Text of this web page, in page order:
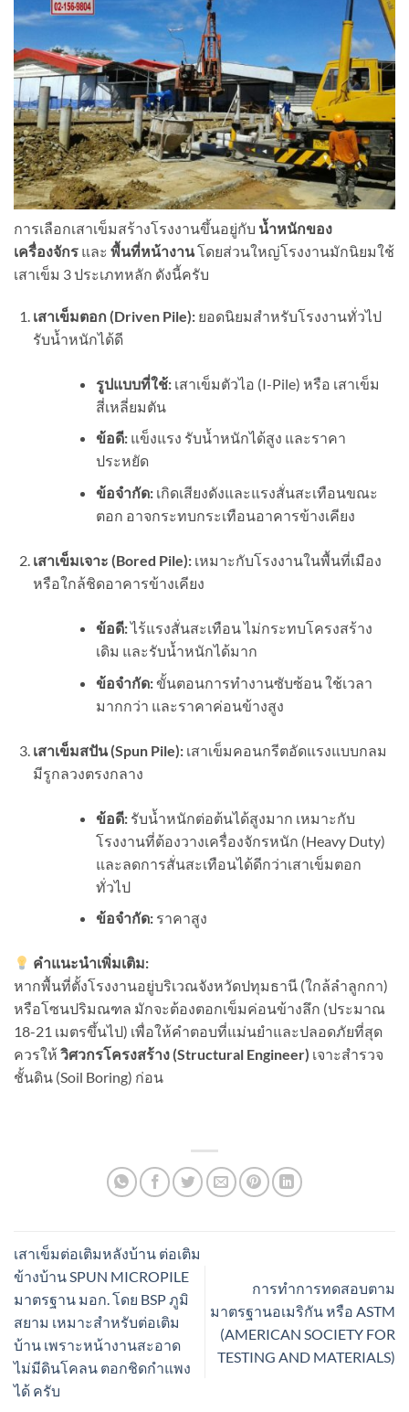
การเลือกเสาเข็มสร้างโรงงานขึ้นอยู่กับ น้ำหนักของ
เครื่องจักร และ พื้นที่หน้างานโดยส่วนใหญ่โรงงานมักนิยมใช้
เสาเข็ม 3 ประเภทหลัก ดังนี้ครับ
เสาเข็มตอก (Driven Pile):ยอดนิยมสำหรับโรงงานทั่วไป
รับน้ำหนักได้ดี
รูปแบบที่ใช้:เสาเข็มตัวไอ (I-Pile) หรือ เสาเข็ม
สี่เหลี่ยมตัน
ข้อดี:แข็งแรง รับน้ำหนักได้สูง และราคา
ประหยัด
ข้อจำกัด:เกิดเสียงดังและแรงสั่นสะเทือนขณะ
ตอก อาจกระทบกระเทือนอาคารข้างเคียง
เสาเข็มเจาะ (Bored Pile):เหมาะกับโรงงานในพื้นที่เมือง
หรือใกล้ชิดอาคารข้างเคียง
ข้อดี:ไร้แรงสั่นสะเทือน ไม่กระทบโครงสร้าง
เดิม และรับน้ำหนักได้มาก
ข้อจำกัด:ขั้นตอนการทำงานซับซ้อน ใช้เวลา
มากกว่า และราคาค่อนข้างสูง
เสาเข็มสปัน (Spun Pile):เสาเข็มคอนกรีตอัดแรงแบบกลม
มีรูกลวงตรงกลาง
ข้อดี:รับน้ำหนักต่อต้นได้สูงมาก เหมาะกับ
โรงงานที่ต้องวางเครื่องจักรหนัก (Heavy Duty)
และลดการสั่นสะเทือนได้ดีกว่าเสาเข็มตอก
ทั่วไป
ข้อจำกัด:ราคาสูง
คำแนะนำเพิ่มเติม:
หากพื้นที่ตั้งโรงงานอยู่บริเวณจังหวัดปทุมธานี (ใกล้ลำลูกกา)
หรือโซนปริมณฑล มักจะต้องตอกเข็มค่อนข้างลึก (ประมาณ
18-21 เมตรขึ้นไป) เพื่อให้คำตอบที่แม่นยำและปลอดภัยที่สุด
ควรให้ วิศวกรโครงสร้าง (Structural Engineer) เจาะสำรวจ
ชั้นดิน (Soil Boring) ก่อน
เสาเข็มต่อเติมหลังบ้าน ต่อเติม
ข้างบ้าน SPUN MICROPILE
มาตรฐาน มอก. โดย BSP ภูมิ
สยาม เหมาะสำหรับต่อเติม
บ้าน เพราะหน้างานสะอาด
ไม่มีดินโคลน ตอกชิดกำแพง
ได้ ครับ
การทำการทดสอบตาม
มาตรฐานอเมริกัน หรือ ASTM
(AMERICAN SOCIETY FOR
TESTING AND MATERIALS)